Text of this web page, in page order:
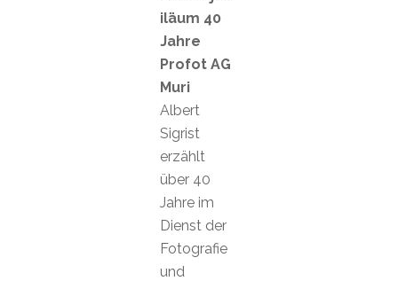
iläum 40
Jahre
Profot AG
Muri
Albert
Sigrist
erzählt
über 40
Jahre im
Dienst der
Fotografie
und